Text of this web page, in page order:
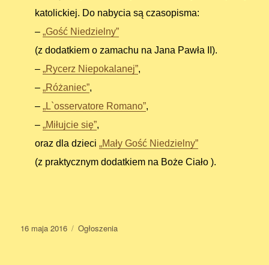
katolickiej. Do nabycia są czasopisma:
–„Gość Niedzielny”
(z dodatkiem o zamachu na Jana Pawła II).
–„Rycerz Niepokalanej”,
–„Różaniec”,
–„L`osservatore Romano”,
–„Miłujcie się”,
oraz dla dzieci„Mały Gość Niedzielny”
(z praktycznym dodatkiem na Boże Ciało ).
Data
16 maja 2016 Kategorie
Ogłoszenia